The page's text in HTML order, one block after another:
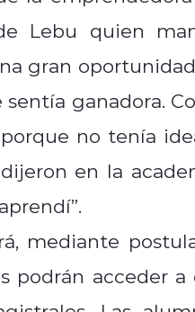
Lebu quien
gran
ganadora.
no tenía
en la
mediante
podrán acceder a